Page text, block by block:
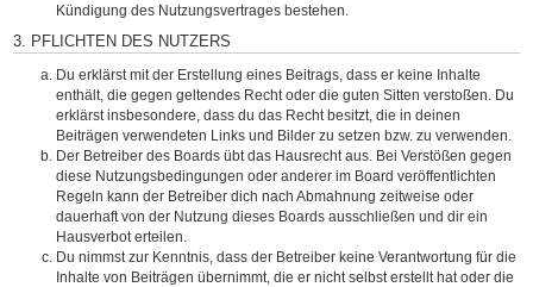
Kündigung des Nutzungsvertrages bestehen.
3. PFLICHTEN DES NUTZERS
Du erklärst mit der Erstellung eines Beitrags, dass er keine Inhalte
enthält, die gegen geltendes Recht oder die guten Sitten verstoßen. Du
erklärst insbesondere, dass du das Recht besitzt, die in deinen
Beiträgen verwendeten Links und Bilder zu setzen bzw. zu verwenden.
Der Betreiber des Boards übt das Hausrecht aus. Bei Verstößen gegen
diese Nutzungsbedingungen oder anderer im Board veröffentlichten
Regeln kann der Betreiber dich nach Abmahnung zeitweise oder
dauerhaft von der Nutzung dieses Boards ausschließen und dir ein
Hausverbot erteilen.
Du nimmst zur Kenntnis, dass der Betreiber keine Verantwortung für die
Inhalte von Beiträgen übernimmt, die er nicht selbst erstellt hat oder die